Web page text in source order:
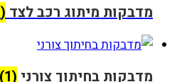
מדבקות מיתוג רכב לצד(1)
מדבקות בחיתוך צורני (1)